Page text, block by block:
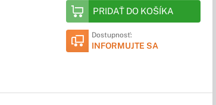
PRIDAŤ DO KOŠÍKA
Dostupnosť:
INFORMUJTE SA